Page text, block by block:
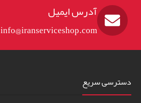
آدرس ایمیل
info@iranserviceshop.com
دسترسی سریع